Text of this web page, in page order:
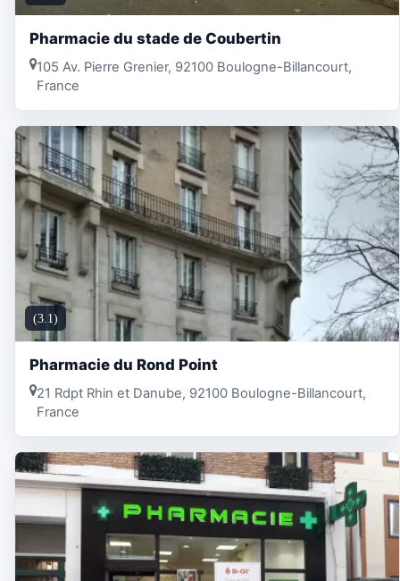
Pharmacie du stade de Coubertin
105 Av. Pierre Grenier, 92100 Boulogne-Billancourt,
France
(3.1)
Pharmacie du Rond Point
21 Rdpt Rhin et Danube, 92100 Boulogne-Billancourt,
France